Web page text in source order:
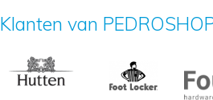
Klanten van